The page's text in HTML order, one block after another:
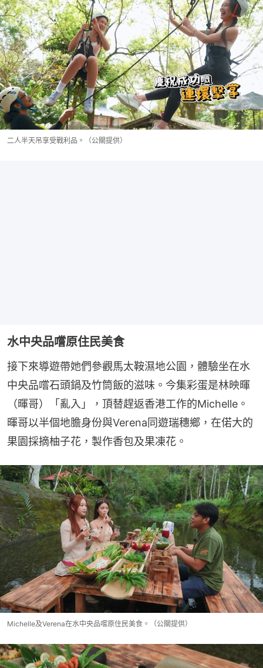
二人半天吊享受戰利品。（公關提供）
水中央品嚐原住民美食
接下來導遊帶她們參觀馬太鞍濕地公園，體驗坐在水
中央品嚐石頭鍋及竹筒飯的滋味。今集彩蛋是林映暉
（暉哥）「亂入」，頂替趕返香港工作的Michelle。
暉哥以半個地膽身份與Verena同遊瑞穗鄉，在偌大的
果園採摘柚子花，製作香包及果凍花。
Michelle及Verena在水中央品嚐原住民美食。（公關提供）